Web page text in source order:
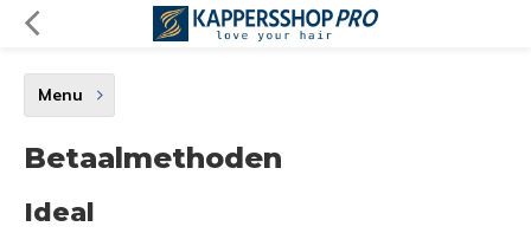
Menu
Betaalmethoden
Ideal